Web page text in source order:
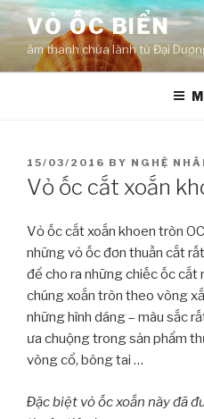
Skip
content
VỎ ỐC BIỂN
âm thanh chữa lành từ Đại
POSTED
ON
15/03/2016 BY NGHỆ
Vỏ ốc cắt xoắn
Vỏ ốc cắt xoắn khoen tròn
những vỏ ốc đơn thuần cắt
để cho ra những chiếc ốc cắt
chúng xoắn tròn theo vòng
những hình dáng – màu sắc
ưa chuộng trong sản phẩm
vòng cổ, bông tai …
Đặc biệt vỏ ốc xoắn này đã